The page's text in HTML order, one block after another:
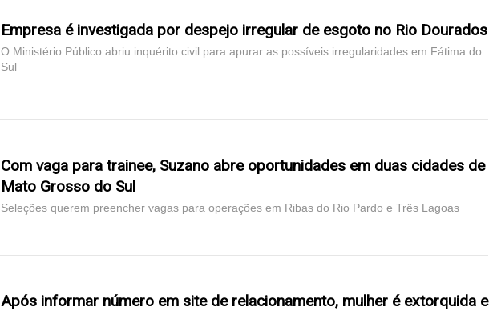
Empresa é investigada por despejo irregular de esgoto no Rio Dourados
O Ministério Público abriu inquérito civil para apurar as possíveis irregularidades em Fátima do
Sul
Com vaga para trainee, Suzano abre oportunidades em duas cidades de
Mato Grosso do Sul
Seleções querem preencher vagas para operações em Ribas do Rio Pardo e Três Lagoas
Após informar número em site de relacionamento, mulher é extorquida e